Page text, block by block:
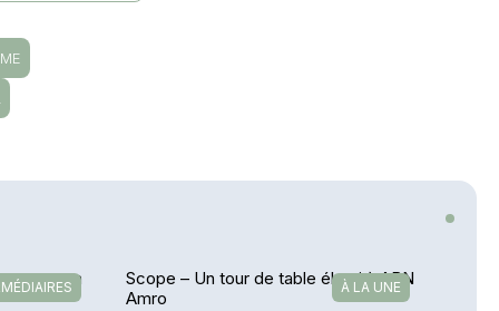
en
À LA UNE
Scope – Un tour de table élargi à ABN
Amro